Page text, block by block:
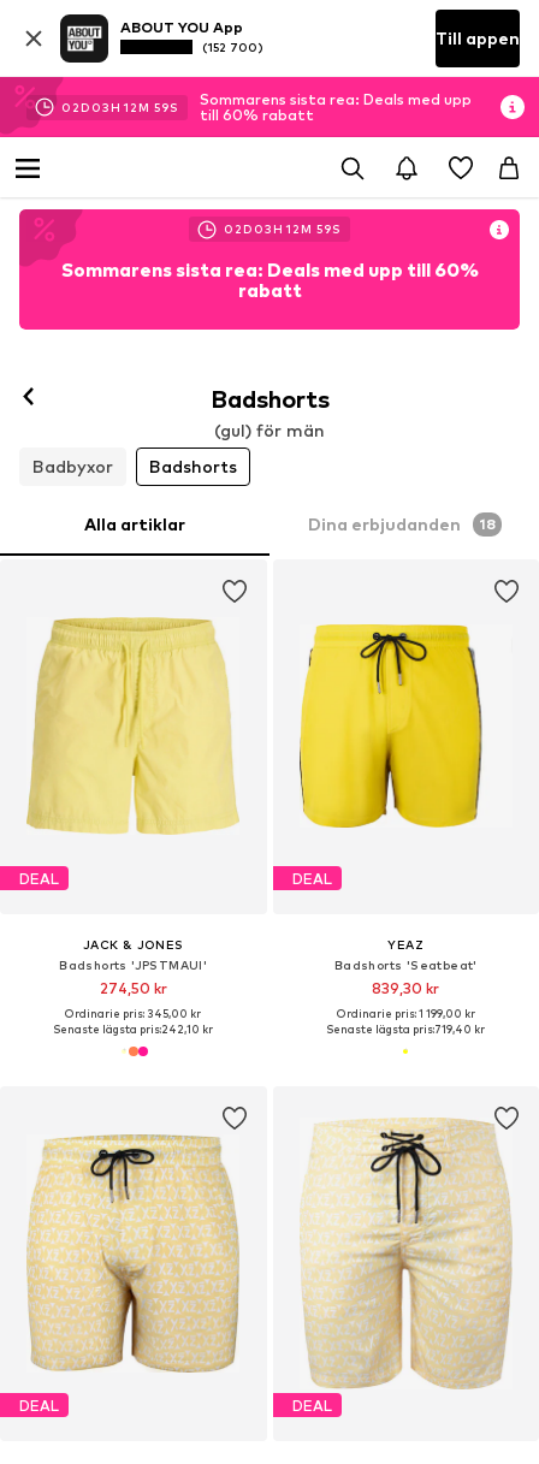
ABOUT YOU App
(152 700) Till appen
02D 03H 12M 57S
Sommarens sista rea: Deals med upp
till 60% rabatt
02D 03H 12M 57S
Sommarens sista rea: Deals med upp till 60%
rabatt
Badshorts
(gul) för män
Badbyxor
Badshorts
Alla artiklar Dina erbjudanden 18
DEAL
JACK & JONES
Badshorts 'JPSTMAUI'
274,50 kr
Ordinarie pris: 345,00 kr
Senaste lägsta pris:242,10 kr
DEAL
YEAZ
Badshorts 'Seatbeat'
839,30 kr
Ordinarie pris: 1 199,00 kr
Senaste lägsta pris:719,40 kr
DEAL DEAL